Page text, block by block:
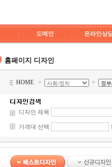
도메인 온라인상
홈페이지 디자인
HOME > >
디자인 제목
가격대 선택